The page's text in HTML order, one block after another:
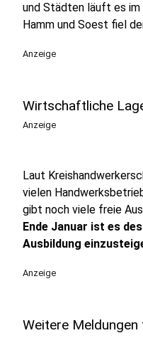
und Städten läuft es im
Hamm und Soest fiel
Anzeige
Wirtschaftliche
Anzeige
Laut
vielen
gibt noch viele freie
Ende Januar ist es
Ausbildung
Anzeige
Weitere